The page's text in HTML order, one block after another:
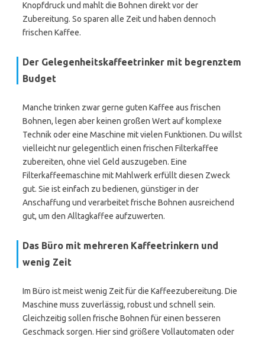
Knopfdruck und mahlt die Bohnen direkt vor der
Zubereitung. So sparen alle Zeit und haben dennoch
frischen Kaffee.
Der Gelegenheitskaffeetrinker mit begrenztem
Budget
Manche trinken zwar gerne guten Kaffee aus frischen
Bohnen, legen aber keinen großen Wert auf komplexe
Technik oder eine Maschine mit vielen Funktionen. Du willst
vielleicht nur gelegentlich einen frischen Filterkaffee
zubereiten, ohne viel Geld auszugeben. Eine
Filterkaffeemaschine mit Mahlwerk erfüllt diesen Zweck
gut. Sie ist einfach zu bedienen, günstiger in der
Anschaffung und verarbeitet frische Bohnen ausreichend
gut, um den Alltagkaffee aufzuwerten.
Das Büro mit mehreren Kaffeetrinkern und
wenig Zeit
Im Büro ist meist wenig Zeit für die Kaffeezubereitung. Die
Maschine muss zuverlässig, robust und schnell sein.
Gleichzeitig sollen frische Bohnen für einen besseren
Geschmack sorgen. Hier sind größere Vollautomaten oder